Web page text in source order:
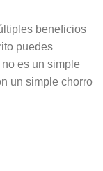
beneficios
puedes
es un simple
un simple chorro